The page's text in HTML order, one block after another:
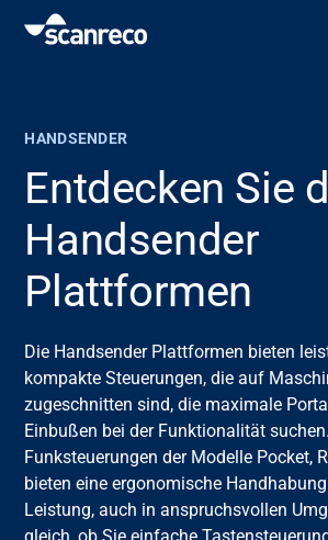
Bedienerproduktivität und Sicherheit
Branchen
Wissenszentrum
HANDSENDER
Entdecken Sie
Handsender
Plattformen
Die Handsender Plattformen bieten
kompakte Steuerungen, die auf
zugeschnitten sind, die maximale
Einbußen bei der Funktionalität
Funksteuerungen der Modelle Pocket,
bieten eine ergonomische
Leistung, auch in anspruchsvollen